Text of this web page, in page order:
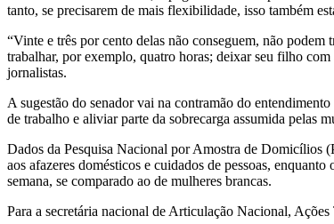
tanto, se precisarem de mais flexibilidade, isso também
“Vinte e três por cento delas não conseguem, não
trabalhar, por exemplo, quatro horas; deixar seu filho
jornalistas.
A sugestão do senador vai na contramão do
de trabalho e aliviar parte da sobrecarga assumida pelas
Dados da Pesquisa Nacional por Amostra de Domicílios
aos afazeres domésticos e cuidados de pessoas,
semana, se comparado ao de mulheres brancas.
Para a secretária nacional de Articulação Nacional,